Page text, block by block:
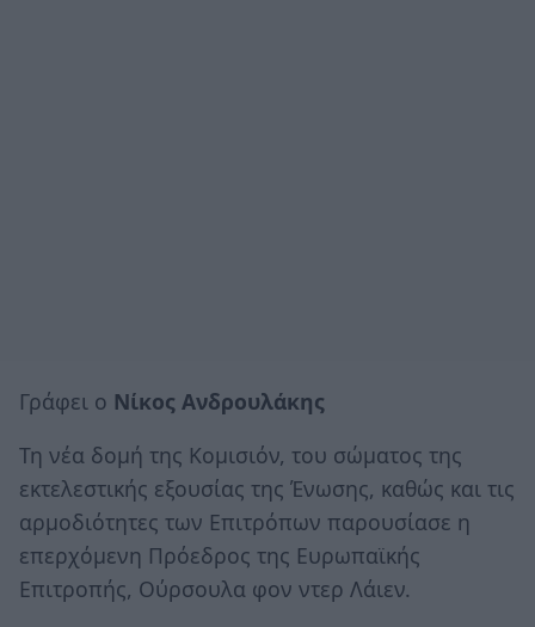
Γράφει ο Νίκος Ανδρουλάκης
Τη νέα δομή της Κομισιόν, του σώματος της
εκτελεστικής εξουσίας της Ένωσης, καθώς και τις
αρμοδιότητες των Επιτρόπων παρουσίασε η
επερχόμενη Πρόεδρος της Ευρωπαϊκής
Επιτροπής, Ούρσουλα φον ντερ Λάιεν.